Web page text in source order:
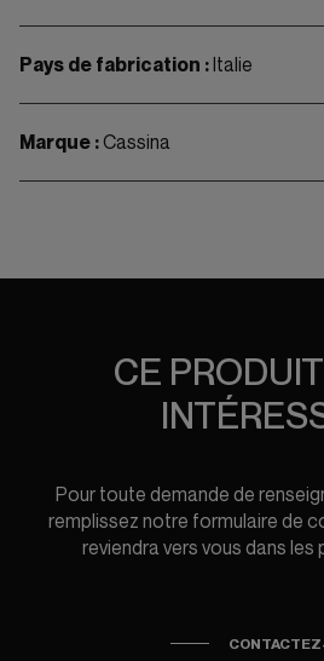
Pays de fabrication :Italie
Marque : Cassina
CE
Pour toute demande de
remplissez notre formulaire de
reviendra vers vous dans les